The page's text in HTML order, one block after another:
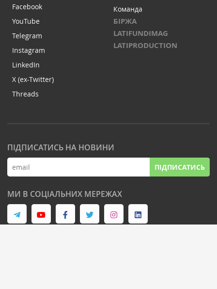
Facebook
YouTube
Telegram
Instagram
LinkedIn
X (ex-Twitter)
Threads
Команда
БІРЖА
LATIFUNDIMAG
LATIPRODUCTION
ПІДПИСАТИСЬ НА НОВИНИ
ПІДПИСАТИСЬ
МИ В СОЦІАЛЬНИХ МЕРЕЖАХ